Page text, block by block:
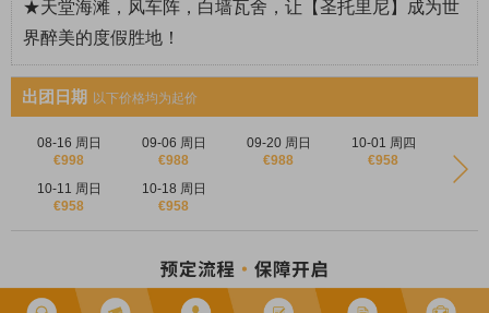
★天堂海滩，风车阵，白墙瓦舍，让【圣托里尼】成为世
界醉美的度假胜地！
出团日期 以下价格均为起价
08-16 周日
€998
09-06 周日
€988
09-20 周日
€988
10-01 周四
€958
10-11 周日
€958
10-18 周日
€958